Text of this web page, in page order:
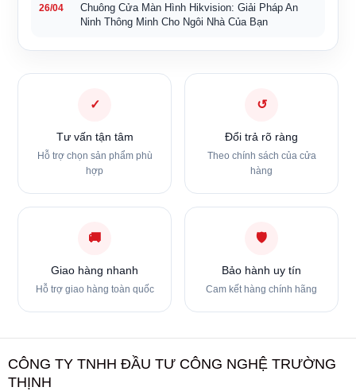
26/04
Chuông Cửa Màn Hình Hikvision: Giải Pháp An
Ninh Thông Minh Cho Ngôi Nhà Của Bạn
✓
Tư vấn tận tâm
Hỗ trợ chọn sản phẩm phù
hợp
↺
Đổi trả rõ ràng
Theo chính sách của cửa
hàng
🚚
Giao hàng nhanh
Hỗ trợ giao hàng toàn quốc
🛡
Bảo hành uy tín
Cam kết hàng chính hãng
CÔNG TY TNHH ĐẦU TƯ CÔNG NGHỆ TRƯỜNG
THỊNH